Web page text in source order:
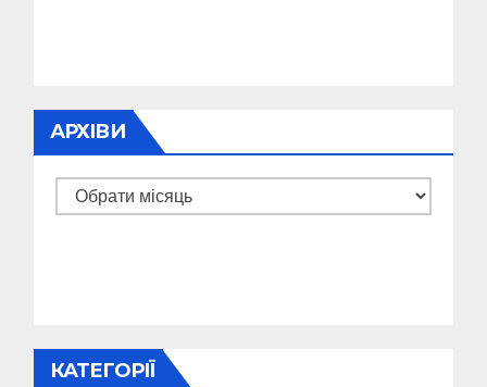
АРХІВИ
Архіви
КАТЕГОРІЇ